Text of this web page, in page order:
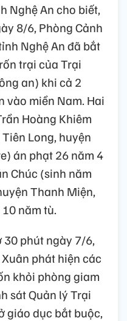
Nghệ An cho biết,
8/6, Phòng Cảnh
Nghệ An đã bắt
trại của Trại
an) khi cả 2
vào miền Nam. Hai
Hoàng Khiêm
Long, huyện
án phạt 26 năm 4
Chúc (sinh năm
Thanh Miện,
năm tù.
phút ngày 7/6,
phát hiện các
khỏi phòng giam
sát Quản lý Trại
giáo dục bắt buộc,